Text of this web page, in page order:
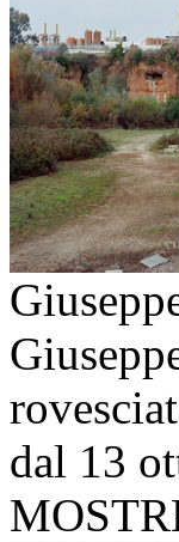
dal 13